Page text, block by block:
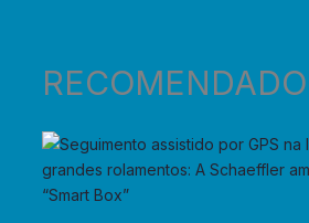
RECOMENDADO